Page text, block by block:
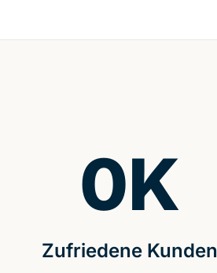
Zufriedene Kunden
0K